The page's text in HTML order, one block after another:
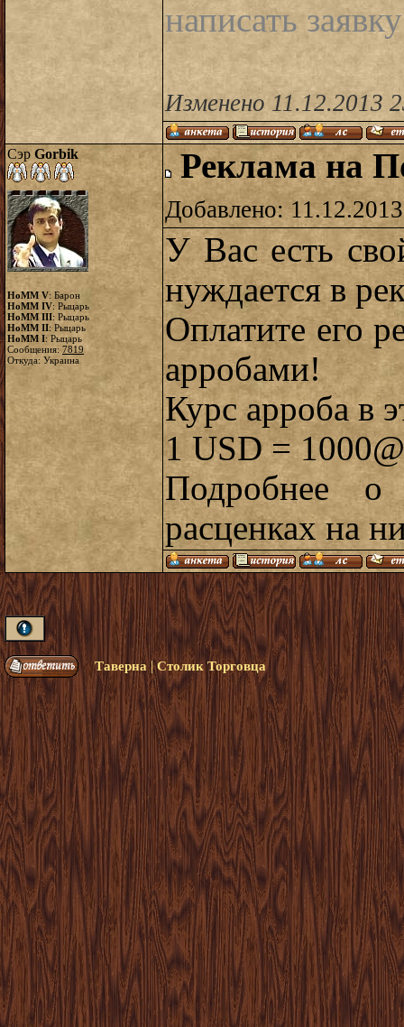
написать
Изменено 11.12.2013
Сэр Gorbik
HoMM V: Барон
HoMM IV: Рыцарь
HoMM III: Рыцарь
HoMM II: Рыцарь
HoMM I: Рыцарь
Сообщения: 7819
Откуда: Украина
Реклама на
Добавлено:
У Вас есть
нуждается в
Оплатите его
арробами!
Курс арроба в
1 USD = 1000@
Подробнее о
расценках на
Таверна|Столик Торговца